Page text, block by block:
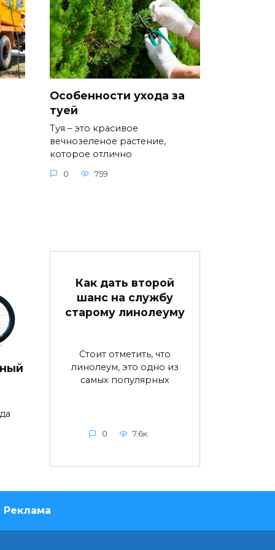
Особенности ухода за
туей
Туя – это красивое
вечнозеленое растение,
которое отлично
0 759
Как дать второй
шанс на службу
старому линолеуму
Стоит отметить, что
линолеум, это одно из
самых популярных
0 7.6к.
Реклама